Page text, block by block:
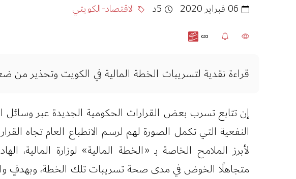
الاقتصاد-الكويتي
قراءة نقدية لتسريبات الخطة المالية في الكويت وتحذير
إن تتابع تسرب بعض القرارات الحكومية الجديدة عبر وسائل
النفعية التي تكمل الصورة لهم لرسم الانطباع العام تجاه
لأبرز الملامح الخاصة بـ «الخطة المالية» لوزارة
متجاهلًا الخوض في مدى صحة تسريبات تلك الخطة، وبهدفٍ